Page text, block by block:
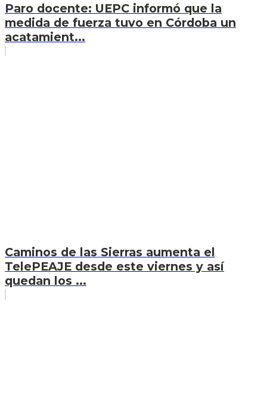
Paro docente: UEPC informó que la
medida de fuerza tuvo en Córdoba un
acatamient...
Caminos de las Sierras aumenta el
TelePEAJE desde este viernes y así
quedan los ...